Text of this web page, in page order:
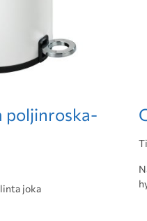
poljinroska-
joka